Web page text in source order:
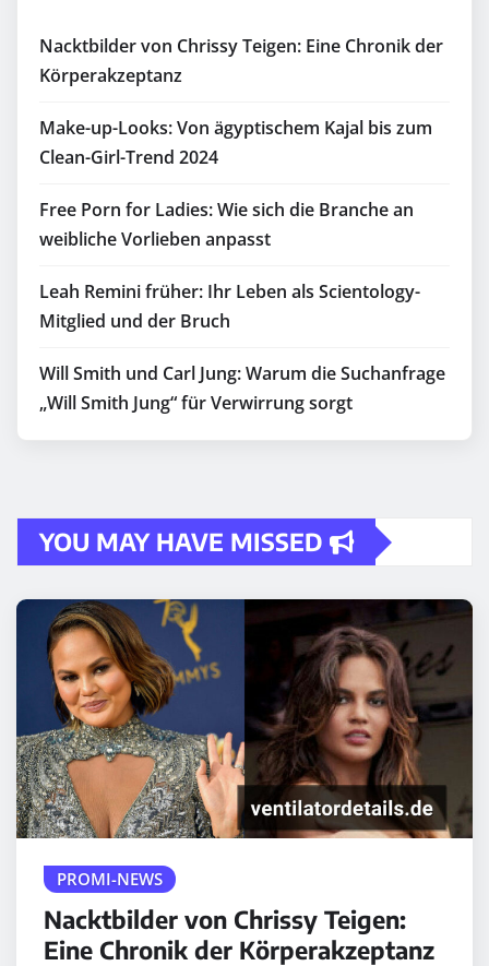
Nacktbilder von Chrissy Teigen: Eine Chronik der
Körperakzeptanz
Make-up-Looks: Von ägyptischem Kajal bis zum
Clean-Girl-Trend 2024
Free Porn for Ladies: Wie sich die Branche an
weibliche Vorlieben anpasst
Leah Remini früher: Ihr Leben als Scientology-
Mitglied und der Bruch
Will Smith und Carl Jung: Warum die Suchanfrage
„Will Smith Jung“ für Verwirrung sorgt
YOU MAY HAVE MISSED
PROMI-NEWS
Nacktbilder von Chrissy Teigen:
Eine Chronik der Körperakzeptanz